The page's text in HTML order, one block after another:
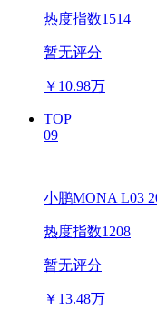
热度指数1514
暂无评分
￥ 10.98万
TOP
09
小鹏MONA L03
热度指数1208
暂无评分
￥ 13.48万